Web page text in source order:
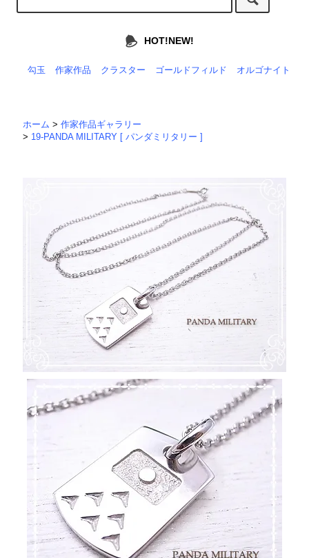
HOT!NEW!
勾玉 作家作品 クラスター ゴールドフィルド オルゴナイト
ホーム >作家作品ギャラリー
> 19-PANDA MILITARY [ パンダミリタリー ]